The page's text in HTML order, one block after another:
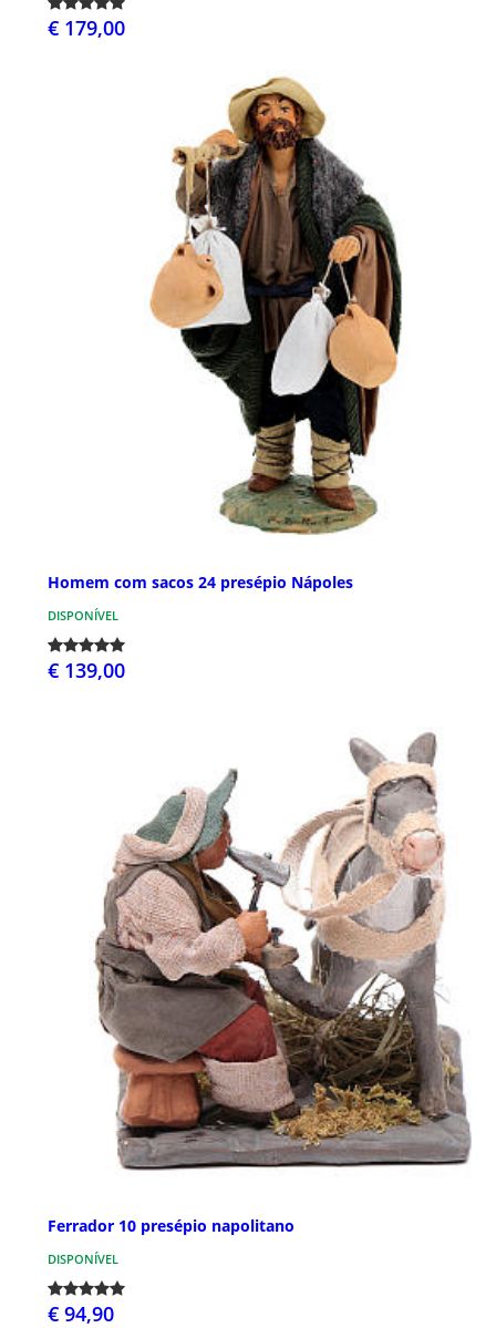
€ 179,00
Homem com sacos 24 presépio Nápoles
DISPONÍVEL
€ 139,00
Ferrador 10 presépio napolitano
DISPONÍVEL
€ 94,90